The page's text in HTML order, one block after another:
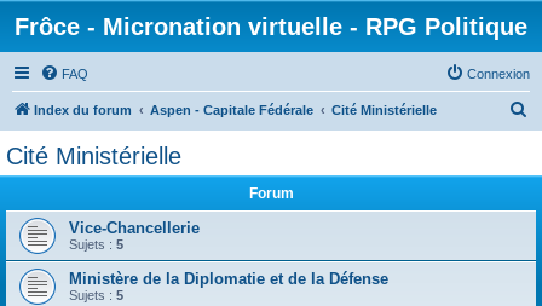
Frôce - Micronation virtuelle - RPG Politique
FAQ Connexion
Index du forum Aspen - Capitale Fédérale Cité Ministérielle
Cité Ministérielle
Forum
Vice-Chancellerie
Sujets : 5
Ministère de la Diplomatie et de la Défense
Sujets : 5